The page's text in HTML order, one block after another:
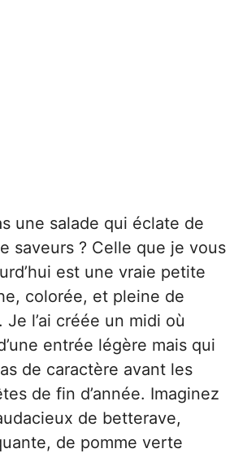
une salade qui éclate de
saveurs ? Celle que je vous
est une vraie petite
colorée, et pleine de
Je l’ai créée un midi où
entrée légère mais qui
de caractère avant les
de fin d’année. Imaginez
de betterave,
de pomme verte